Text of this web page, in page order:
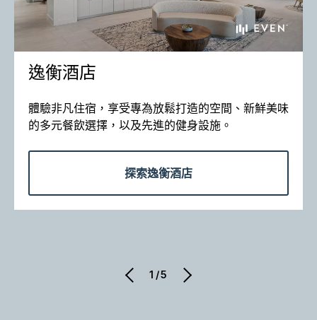
逸衡酒店
體驗非凡住宿，享受專為放鬆打造的空間、新鮮美味
的多元餐飲選擇，以及先進的健身設施。​
探索逸衡酒店
1/5